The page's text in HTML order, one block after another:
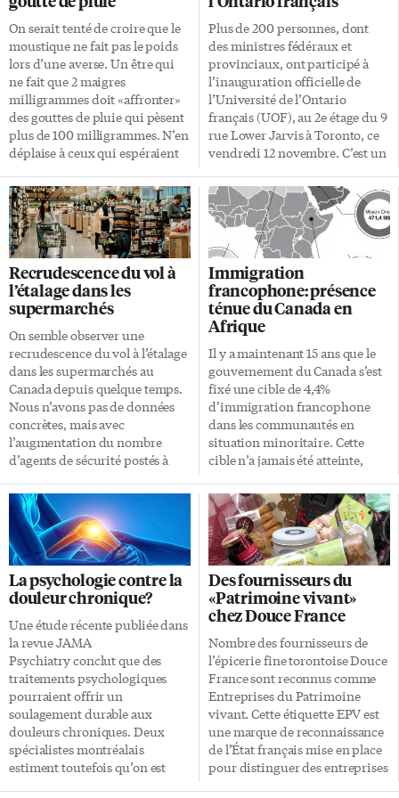
On serait tenté de croire que le
moustique ne fait pas le poids
lors d’une averse. Un être qui
ne fait que 2 maigres
milligrammes doit «affronter»
des gouttes de pluie qui pèsent
plus de 100 milligrammes. N’en
déplaise à ceux qui espéraient
maringouins lors des jours
pluvieux, ces petits insectes
semblent littéralement se glisser
entre les gouttes de pluie.
Comme un rhinocéros La force
de l’impact sur le moustique
équivaut à un rhinocéros qui
foncerait sur un être humain.
On le comprendrait de vouloir
se mettre à l’abri lorsqu’il sent
venir l’averse. Il est […]
Plus de 200 personnes, dont
des ministres fédéraux et
provinciaux, ont participé à
l’inauguration officielle de
l’Université de l’Ontario
français (UOF), au 2e étage du 9
rue Lower Jarvis à Toronto, ce
vendredi 12 novembre. C’est un
convenu plusieurs des
intervenants, dont le recteur
Pierre Ouellette, qui est
historien et dit ne pas utiliser
ce mot à la légère. Fête de l’UOF
L’événement festif comportait
son lot de discours des
principaux responsables de la
réalisation du projet, mais aussi
le dévoilement d’une murale, la
traditionnelle coupure du
ruban, de la danse autochtone
et l’interprétation de l’hymne
Notre […]
Recrudescence du vol à
l’étalage dans les
supermarchés
On semble observer une
recrudescence du vol à l’étalage
dans les supermarchés au
Canada depuis quelque temps.
Nous n’avons pas de données
concrètes, mais avec
l’augmentation du nombre
d’agents de sécurité postés à
épiceries, tout porte à croire
que les vols se multiplient
depuis quelques mois. Preuves
anecdotiques En discutant avec
divers détaillants de Montréal,
d’Halifax, de Toronto et de
Vancouver, au cœur des
quartiers où le taux
d’infractions criminelles se
situe généralement sous la
moyenne, les vols deviennent
une nouvelle source
d’inquiétude. Selon certaines
estimations, le nombre de vols a
augmenté de 25 […]
Immigration
francophone: présence
ténue du Canada en
Afrique
Il y a maintenant 15 ans que le
gouvernement du Canada s’est
fixé une cible de 4,4%
d’immigration francophone
dans les communautés en
situation minoritaire. Cette
cible n’a jamais été atteinte,
bonnes questions quant à cet
état de fait. On multiplie les
discussions, les initiatives et les
programmes pour établir,
intégrer et garder les
immigrants de langue française
arrivant dans ces
communautés. Mais on fait
finalement peu de cas d’un
élément important: la faisabilité
pour les aspirants
francophones à l’immigration
de déposer leur dossier de
candidature. Démarches
administratives complexes En
soi, attirer des candidats […]
La psychologie contre la
douleur chronique?
Une étude récente publiée dans
la revue JAMA
Psychiatry conclut que des
traitements psychologiques
pourraient offrir un
soulagement durable aux
douleurs chroniques. Deux
spécialistes montréalais
estiment toutefois qu’on est
Des fournisseurs du
«Patrimoine vivant»
chez Douce France
Nombre des fournisseurs de
l’épicerie fine torontoise Douce
France sont reconnus comme
Entreprises du Patrimoine
vivant. Cette étiquette EPV est
une marque de reconnaissance
de l’État français mise en place
pour distinguer des entreprises